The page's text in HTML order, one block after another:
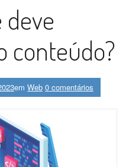
deve
conteúdo?
em Web 0 comentários